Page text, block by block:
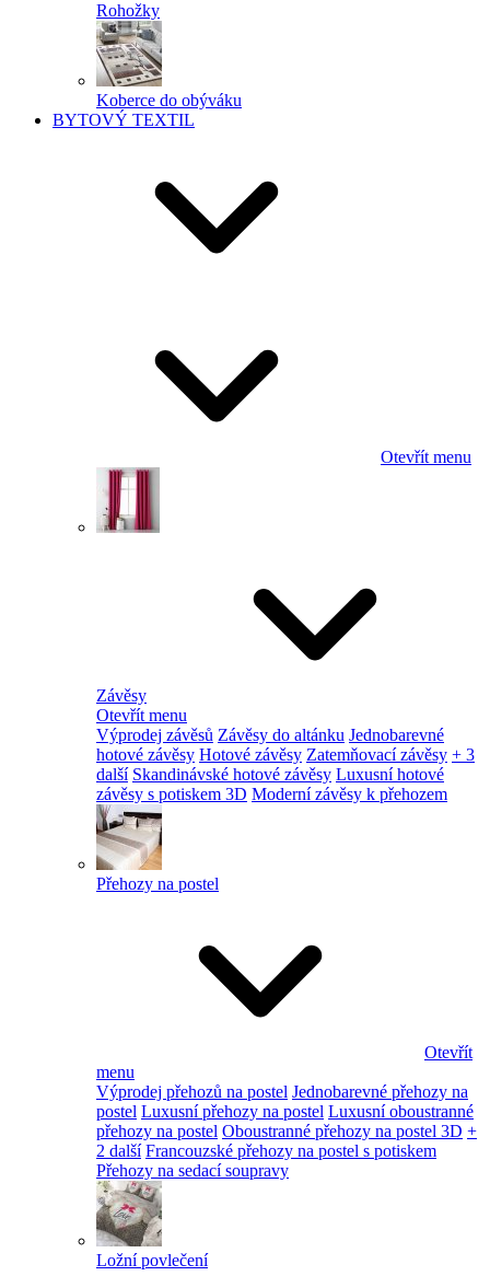
Rohožky
Koberce do obýváku
BYTOVÝ TEXTIL
Otevřít menu
Závěsy
Otevřít menu
Výprodej závěsů Závěsy do altánku Jednobarevné
hotové závěsy Hotové závěsy Zatemňovací závěsy + 3
další Skandinávské hotové závěsy Luxusní hotové
závěsy s potiskem 3D Moderní závěsy k přehozem
Přehozy na postel
Otevřít
menu
Výprodej přehozů na postel Jednobarevné přehozy na
postel Luxusní přehozy na postel Luxusní oboustranné
přehozy na postel Oboustranné přehozy na postel 3D +
2 další Francouzské přehozy na postel s potiskem
Přehozy na sedací soupravy
Ložní povlečení